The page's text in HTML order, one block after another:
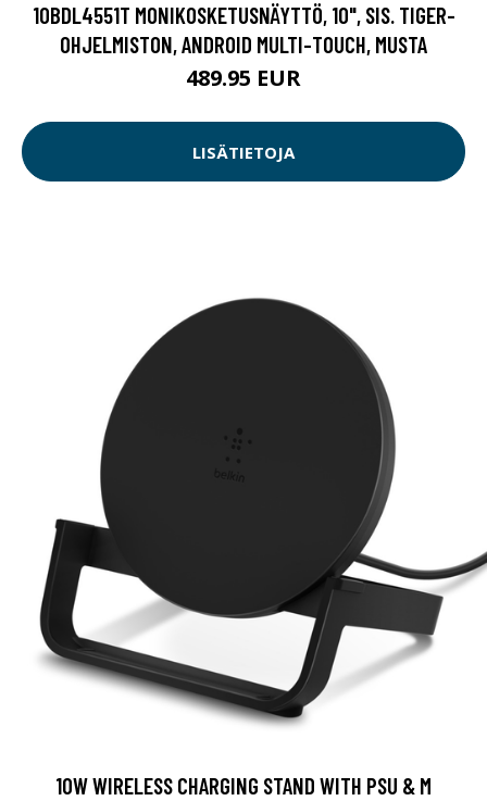
10BDL4551T MONIKOSKETUSNÄYTTÖ, 10", SIS. TIGER-
OHJELMISTON, ANDROID MULTI-TOUCH, MUSTA
489.95 EUR
LISÄTIETOJA
10W WIRELESS CHARGING STAND WITH PSU & M